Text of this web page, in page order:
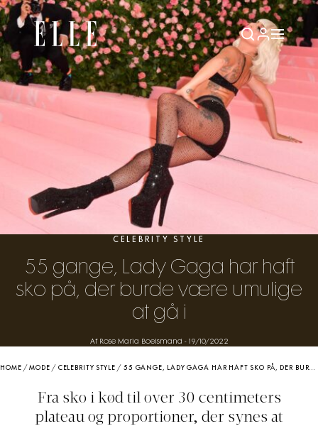
CELEBRITY STYLE
55 gange, Lady Gaga har haft
sko på, der burde være umulige
at gå i
Af Rose Maria Boelsmand - 19/10/2022
HOME /MODE / CELEBRITY STYLE / 55 GANGE, LADY GAGA HAR HAFT SKO PÅ, DER BURDE VÆRE UMULIGE AT GÅ I
Fra sko i kød til over 30 centimeters
plateau og proportioner, der synes at